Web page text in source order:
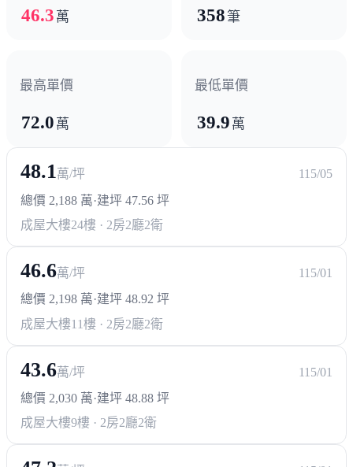
漢神巨蛋 左營新光三越
醫療機構
46.3 萬 358筆
最高單價
72.0 萬
最低單價
39.9 萬
48.1萬/坪
115/05
總價 2,188 萬·建坪 47.56 坪
成屋大樓24樓 · 2房2廳2衛
46.6萬/坪
115/01
總價 2,198 萬·建坪 48.92 坪
成屋大樓11樓 · 2房2廳2衛
43.6萬/坪
115/01
總價 2,030 萬·建坪 48.88 坪
成屋大樓9樓 · 2房2廳2衛